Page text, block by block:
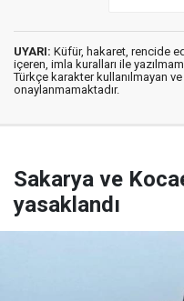
UYARI: Küfür, hakaret, rencide
içeren, imla kuralları ile
Türkçe karakter kullanılmayan
onaylanmamaktadır.
Sakarya ve
yasaklandı